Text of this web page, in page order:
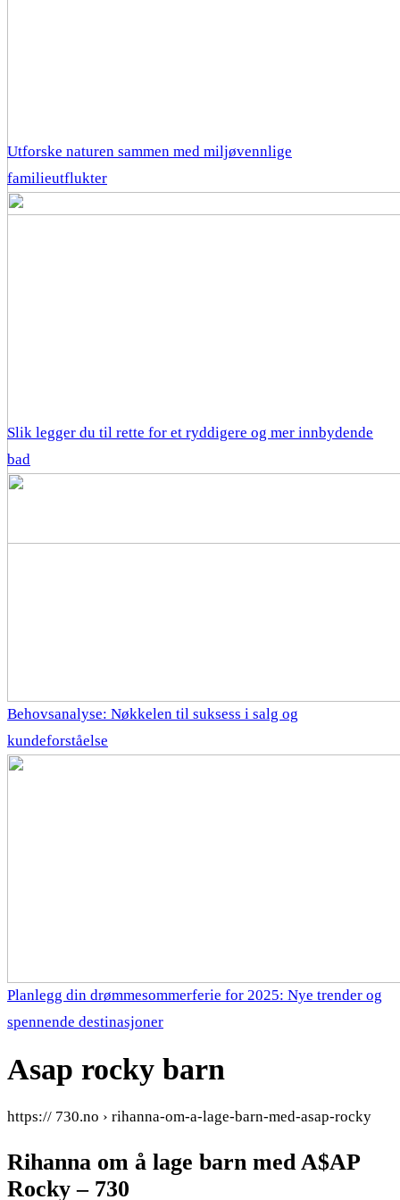
Utforske naturen sammen med miljøvennlige
familieutflukter
Slik legger du til rette for et ryddigere og mer innbydende
bad
Behovsanalyse: Nøkkelen til suksess i salg og
kundeforståelse
Planlegg din drømmesommerferie for 2025: Nye trender og
spennende destinasjoner
Asap rocky barn
https:// 730.no › rihanna-om-a-lage-barn-med-asap-rocky
Rihanna om å lage barn med A$AP
Rocky – 730